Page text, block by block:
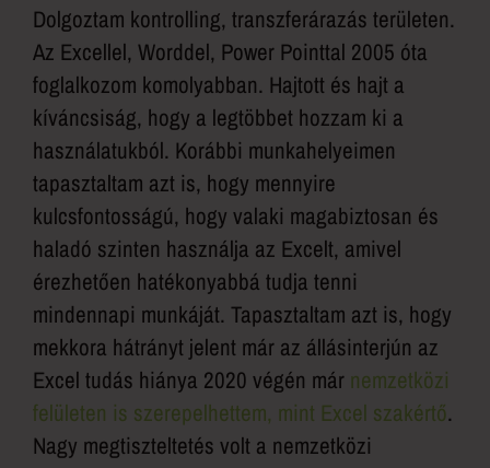
Dolgoztam kontrolling, transzferárazás területen.
Az Excellel, Worddel, Power Pointtal 2005 óta
foglalkozom komolyabban. Hajtott és hajt a
kíváncsiság, hogy a legtöbbet hozzam ki a
használatukból. Korábbi munkahelyeimen
tapasztaltam azt is, hogy mennyire
kulcsfontosságú, hogy valaki magabiztosan és
haladó szinten használja az Excelt, amivel
érezhetően hatékonyabbá tudja tenni
mindennapi munkáját. Tapasztaltam azt is, hogy
mekkora hátrányt jelent már az állásinterjún az
Excel tudás hiánya 2020 végén már nemzetközi
felületen is szerepelhettem, mint Excel szakértő.
Nagy megtiszteltetés volt a nemzetközi